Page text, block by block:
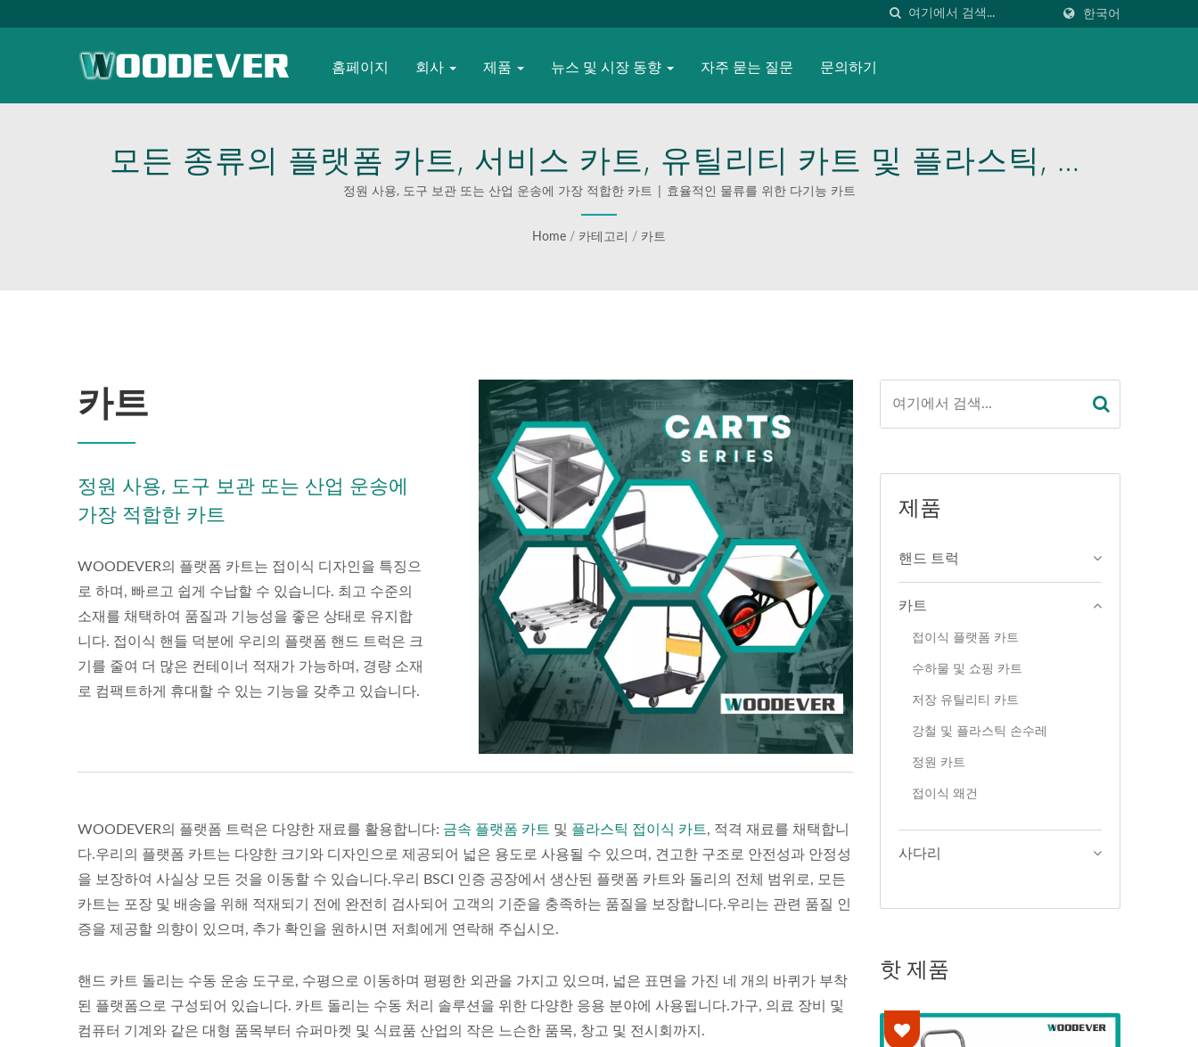
한국어
홈페이지 회사 제품 뉴스 및 시장 동향 자주 묻는 질문 문의하기
모든 종류의 플랫폼 카트, 서비스 카트, 유틸리티 카트 및 플라스틱, 스
테인리스 스틸 및 알루미늄 재질의 다단 선반 트레이너. |
WOODEVER의 내구성이 뛰어나고 다재다능한 자재 취급 장비를 발견
정원 사용, 도구 보관 또는 산업 운송에 가장 적합한 카트 | 효율적인 물류를 위한 다기능 카트
Home / 카테고리 / 카트
카트
정원 사용, 도구 보관 또는 산업 운송에
가장 적합한 카트
WOODEVER의 플랫폼 카트는 접이식 디자인을 특징으
로 하며, 빠르고 쉽게 수납할 수 있습니다. 최고 수준의
소재를 채택하여 품질과 기능성을 좋은 상태로 유지합
니다. 접이식 핸들 덕분에 우리의 플랫폼 핸드 트럭은 크
기를 줄여 더 많은 컨테이너 적재가 가능하며, 경량 소재
로 컴팩트하게 휴대할 수 있는 기능을 갖추고 있습니다.
WOODEVER의 플랫폼 트럭은 다양한 재료를 활용합니다: 금속 플랫폼 카트 및 플라스틱 접이식 카트, 적격 재료를 채택합니
다.우리의 플랫폼 카트는 다양한 크기와 디자인으로 제공되어 넓은 용도로 사용될 수 있으며, 견고한 구조로 안전성과 안정성
을 보장하여 사실상 모든 것을 이동할 수 있습니다.우리 BSCI 인증 공장에서 생산된 플랫폼 카트와 돌리의 전체 범위로, 모든
카트는 포장 및 배송을 위해 적재되기 전에 완전히 검사되어 고객의 기준을 충족하는 품질을 보장합니다.우리는 관련 품질 인
증을 제공할 의향이 있으며, 추가 확인을 원하시면 저희에게 연락해 주십시오.
핸드 카트 돌리는 수동 운송 도구로, 수평으로 이동하며 평평한 외관을 가지고 있으며, 넓은 표면을 가진 네 개의 바퀴가 부착
된 플랫폼으로 구성되어 있습니다. 카트 돌리는 수동 처리 솔루션을 위한 다양한 응용 분야에 사용됩니다.가구, 의료 장비 및
컴퓨터 기계와 같은 대형 품목부터 슈퍼마켓 및 식료품 산업의 작은 느슨한 품목, 창고 및 전시회까지.
제품
핸드 트럭
카트
접이식 플랫폼 카트
수하물 및 쇼핑 카트
저장 유틸리티 카트
강철 및 플라스틱 손수레
정원 카트
접이식 왜건
사다리
핫 제품